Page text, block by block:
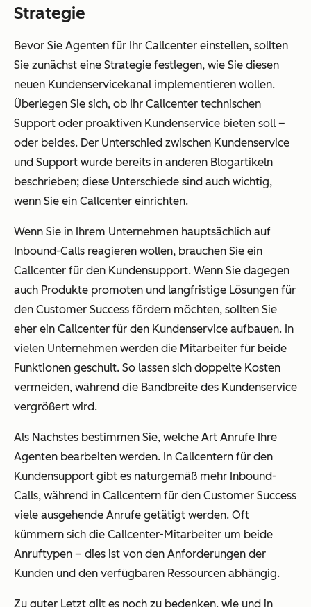
Strategie
Bevor Sie Agenten für Ihr Callcenter einstellen, sollten
Sie zunächst eine Strategie festlegen, wie Sie diesen
neuen Kundenservicekanal implementieren wollen.
Überlegen Sie sich, ob Ihr Callcenter technischen
Support oder proaktiven Kundenservice bieten soll –
oder beides. Der Unterschied zwischen Kundenservice
und Support wurde bereits in anderen Blogartikeln
beschrieben; diese Unterschiede sind auch wichtig,
wenn Sie ein Callcenter einrichten.
Wenn Sie in Ihrem Unternehmen hauptsächlich auf
Inbound-Calls reagieren wollen, brauchen Sie ein
Callcenter für den Kundensupport. Wenn Sie dagegen
auch Produkte promoten und langfristige Lösungen für
den Customer Success fördern möchten, sollten Sie
eher ein Callcenter für den Kundenservice aufbauen. In
vielen Unternehmen werden die Mitarbeiter für beide
Funktionen geschult. So lassen sich doppelte Kosten
vermeiden, während die Bandbreite des Kundenservice
vergrößert wird.
Als Nächstes bestimmen Sie, welche Art Anrufe Ihre
Agenten bearbeiten werden. In Callcentern für den
Kundensupport gibt es naturgemäß mehr Inbound-
Calls, während in Callcentern für den Customer Success
viele ausgehende Anrufe getätigt werden. Oft
kümmern sich die Callcenter-Mitarbeiter um beide
Anruftypen – dies ist von den Anforderungen der
Kunden und den verfügbaren Ressourcen abhängig.
Zu guter Letzt gilt es noch zu bedenken, wie und in